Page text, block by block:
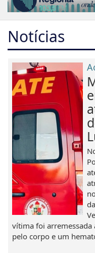
Notícias
vítima foi arremessada
pelo corpo e um